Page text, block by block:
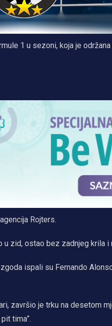
1 u sezoni, koja je
Rojters.
u zid, ostao bez zadnjeg krila i
ispali su Fernando
završio je trku na desetom
tima”.